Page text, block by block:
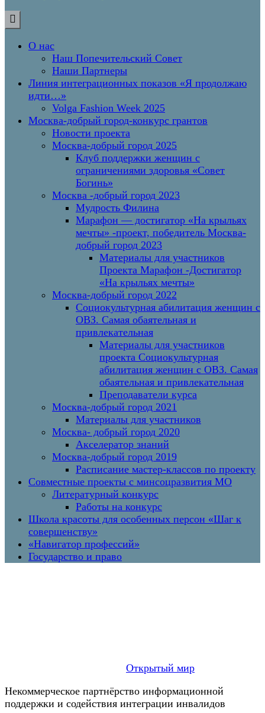
О нас
Наш Попечительский Совет
Наши Партнеры
Линия интеграционных показов «Я продолжаю
идти…»
Volga Fashion Week 2025
Москва-добрый город-конкурс грантов
Новости проекта
Москва-добрый город 2025
Клуб поддержки женщин с
ограничениями здоровья «Совет
Богинь»
Москва -добрый город 2023
Мудрость Филина
Марафон — достигатор «На крыльях
мечты» -проект, победитель Москва-
добрый город 2023
Материалы для участников
Проекта Марафон -Достигатор
«На крыльях мечты»
Москва-добрый город 2022
Социокультурная абилитация женщин с
ОВЗ. Самая обаятельная и
привлекательная
Материалы для участников
проекта Социокультурная
абилитация женщин с ОВЗ. Самая
обаятельная и привлекательная
Преподаватели курса
Москва-добрый город 2021
Материалы для участников
Москва- добрый город 2020
Акселератор знаний
Москва-добрый город 2019
Расписание мастер-классов по проекту
Совместные проекты с минсоцразвития МО
Литературный конкурс
Работы на конкурс
Школа красоты для особенных персон «Шаг к
совершенству»
«Навигатор профессий»
Государство и право
Открытый мир
Некоммерческое партнёрство информационной
поддержки и содействия интеграции инвалидов